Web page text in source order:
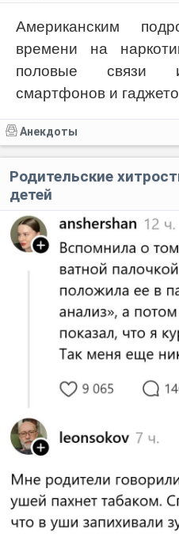
Американским
времени на
половые связи
смартфонов и
Анекдоты
Родительские
детей